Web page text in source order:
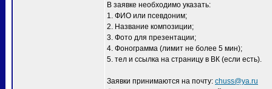
В заявке необходимо указать:
1. ФИО или псевдоним;
2. Название композиции;
3. Фото для презентации;
4. Фонограмма (лимит не более 5 мин);
5. тел и ссылка на страницу в ВК (если есть).
Заявки принимаются на почту: chuss@ya.ru